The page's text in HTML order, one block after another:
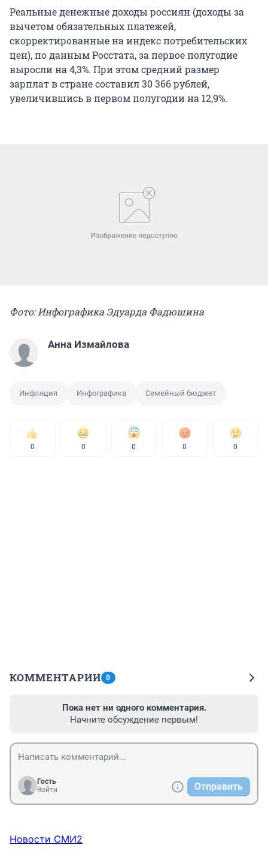
Реальные денежные доходы россиян (доходы за
вычетом обязательных платежей,
скорректированные на индекс потребительских
цен), по данным Росстата, за первое полугодие
выросли на 4,3%. При этом средний размер
зарплат в стране составил 30 366 рублей,
увеличившись в первом полугодии на 12,9%.
Фото: Инфографика Эдуарда Фадюшина
Анна Измайлова
Инфляция Инфографика Семейный бюджет
0 0 0 0 0
КОММЕНТАРИИ 0
Пока нет ни одного комментария.
Начните обсуждение первым!
Гость
Войти
Отправить
Новости СМИ2